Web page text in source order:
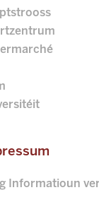
Informatioun